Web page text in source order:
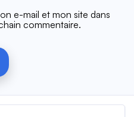
e-mail et mon site dans
commentaire.